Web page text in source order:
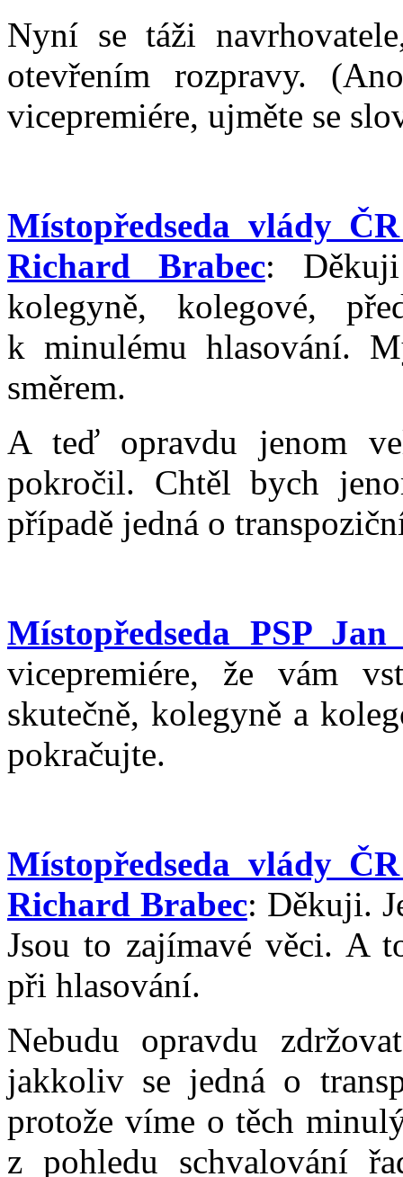
Nyní se táži
otevřením rozpravy.
vicepremiére, ujměte se
Místopředseda vlády
Richard Brabec: Děkuji
kolegyně, kolegové,
k minulému hlasování.
směrem.
A teď opravdu jenom
pokročil. Chtěl bych
případě jedná o
Místopředseda PSP Jan
vicepremiére, že vám
skutečně, kolegyně a
pokračujte.
Místopředseda vlády
Richard Brabec: Děkuji.
Jsou to zajímavé věci. A
při hlasování.
Nebudu opravdu
jakkoliv se jedná o
protože víme o těch
z pohledu schvalování